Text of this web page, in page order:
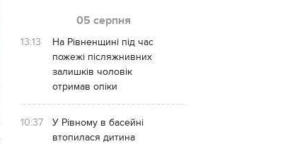
05 серпня
13:13
На Рівненщині під час
пожежі післяжнивних
залишків чоловік
отримав опіки
10:37
У Рівному в басейні
втопилася дитина